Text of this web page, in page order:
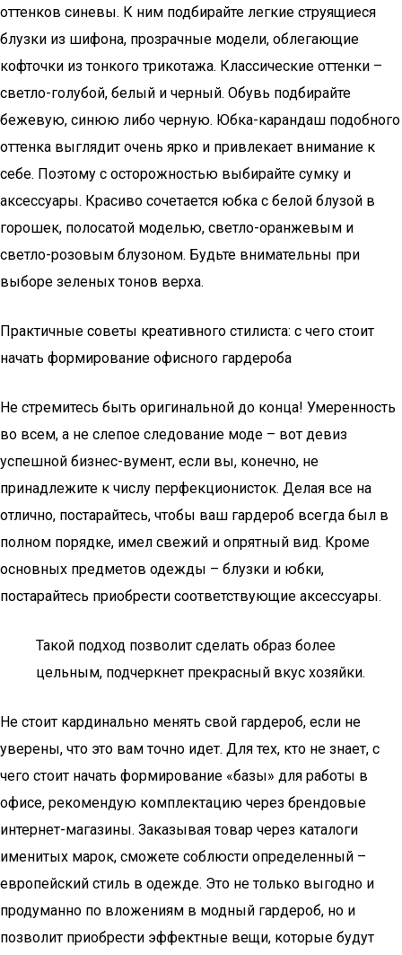
оттенков синевы. К ним подбирайте легкие струящиеся
блузки из шифона, прозрачные модели, облегающие
кофточки из тонкого трикотажа. Классические оттенки –
светло-голубой, белый и черный. Обувь подбирайте
бежевую, синюю либо черную. Юбка-карандаш подобного
оттенка выглядит очень ярко и привлекает внимание к
себе. Поэтому с осторожностью выбирайте сумку и
аксессуары. Красиво сочетается юбка с белой блузой в
горошек, полосатой моделью, светло-оранжевым и
светло-розовым блузоном. Будьте внимательны при
выборе зеленых тонов верха.
Практичные советы креативного стилиста: с чего стоит
начать формирование офисного гардероба
Не стремитесь быть оригинальной до конца! Умеренность
во всем, а не слепое следование моде – вот девиз
успешной бизнес-вумент, если вы, конечно, не
принадлежите к числу перфекционисток. Делая все на
отлично, постарайтесь, чтобы ваш гардероб всегда был в
полном порядке, имел свежий и опрятный вид. Кроме
основных предметов одежды – блузки и юбки,
постарайтесь приобрести соответствующие аксессуары.
Такой подход позволит сделать образ более
цельным, подчеркнет прекрасный вкус хозяйки.
Не стоит кардинально менять свой гардероб, если не
уверены, что это вам точно идет. Для тех, кто не знает, с
чего стоит начать формирование «базы» для работы в
офисе, рекомендую комплектацию через брендовые
интернет-магазины. Заказывая товар через каталоги
именитых марок, сможете соблюсти определенный –
европейский стиль в одежде. Это не только выгодно и
продуманно по вложениям в модный гардероб, но и
позволит приобрести эффектные вещи, которые будут